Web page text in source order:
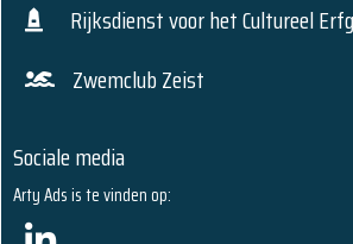
Rijksdienst voor het Cultureel
Zwemclub Zeist
Sociale media
Arty Ads is te vinden op: